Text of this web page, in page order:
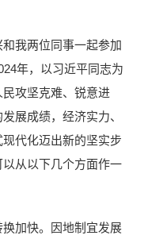
我两位同事一起参加
年，以习近平同志为
攻坚克难、锐意进
展成绩，经济实力、
代化迈出新的坚实步
从以下几个方面作一
加快。因地制宜发展